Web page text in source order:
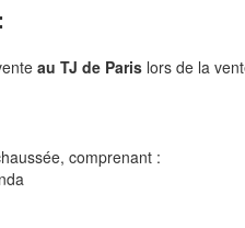
au TJ de Paris lors de la
comprenant :